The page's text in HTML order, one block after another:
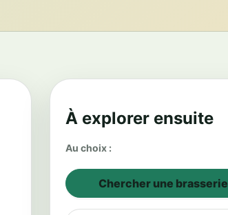
À explorer ensuite
Au choix :
Chercher une brasserie